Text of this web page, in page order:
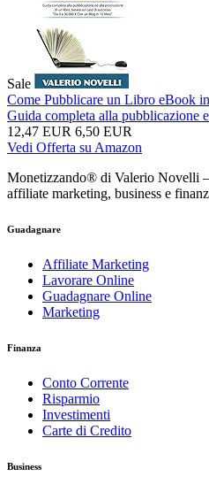
Sale
Come Pubblicare un Libro eBook
Guida completa alla pubblicazione
12,47 EUR 6,50 EUR
Vedi Offerta su Amazon
Monetizzando® di Valerio Novelli
affiliate marketing, business e
Guadagnare
Affiliate Marketing
Lavorare Online
Guadagnare Online
Marketing
Finanza
Conto Corrente
Risparmio
Investimenti
Carte di Credito
Business